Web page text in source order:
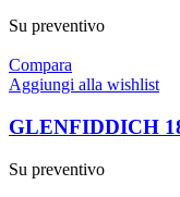
Su preventivo
Compara
Aggiungi alla wishlist
GLENFIDDICH
Su preventivo